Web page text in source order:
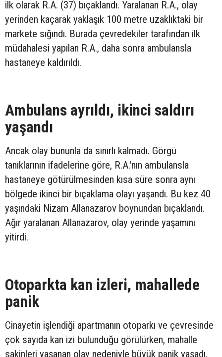
ilk olarak R.A. (37) bıçaklandı. Yaralanan R.A., olay
yerinden kaçarak yaklaşık 100 metre uzaklıktaki bir
markete sığındı. Burada çevredekiler tarafından ilk
müdahalesi yapılan R.A., daha sonra ambulansla
hastaneye kaldırıldı.
Ambulans ayrıldı, ikinci saldırı
yaşandı
Ancak olay bununla da sınırlı kalmadı. Görgü
tanıklarının ifadelerine göre, R.A.'nın ambulansla
hastaneye götürülmesinden kısa süre sonra aynı
bölgede ikinci bir bıçaklama olayı yaşandı. Bu kez 40
yaşındaki Nizam Allanazarov boynundan bıçaklandı.
Ağır yaralanan Allanazarov, olay yerinde yaşamını
yitirdi.
Otoparkta kan izleri, mahallede
panik
Cinayetin işlendiği apartmanın otoparkı ve çevresinde
çok sayıda kan izi bulunduğu görülürken, mahalle
sakinleri yaşanan olay nedeniyle büyük panik yaşadı.